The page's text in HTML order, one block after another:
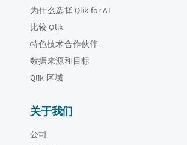
为什么选择 Qlik for AI
比较 Qlik
特色技术合作伙伴
数据来源和目标
Qlik 区域
关于我们
公司